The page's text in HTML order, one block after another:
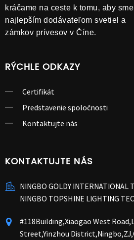
kráčame na ceste k tomu, aby
najlepším dodávateľom svetiel a
zámkov prívesov v Číne.
RÝCHLE ODKAZY
Certifikát
Predstavenie spoločnosti
Kontaktujte nás
KONTAKTUJTE NÁS
NINGBO GOLDY INTERNATIONAL
NINGBO TOPSHINE LIGHTING
#118Building,Xiaogao West
Street,Yinzhou